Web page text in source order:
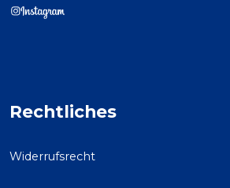
Rechtliches
Widerrufsrecht